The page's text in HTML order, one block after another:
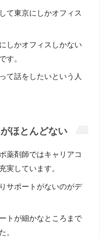
て東京にしかオフィス
しかオフィスしかない
す。
て話をしたいという人
ほとんどない
薬剤師ではキャリアコ
実しています。
サポートがないのがデ
トが細かなところまで
。